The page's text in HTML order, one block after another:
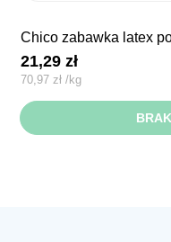
chico zabawka latex
21,29zł
70,97zł /kg